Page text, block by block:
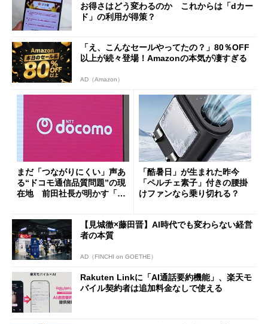
お得さはどう変わるのか これからは「dカー
ド」の利用が得策？
「え、こんなセールやってたの？」80％OFF
以上が続々登場！Amazonの本気が凄すぎる
AD（Amazon）
まだ「つながりにくい」声あ
る“ドコモ通信品質問題”の現
在地 前田社長が明かす「道
「酷暑日」が生まれた昨今
「ペルチェ素子」付きの腰掛
けファンなら乗り切れる？
【見城徹×藤田晋】AI時代でも変わらない経営
者の本質
AD（FINCHI on GOETHE）
Rakuten Linkに「AI通話要約機能」、楽天モ
バイル契約者は追加料金なしで使える